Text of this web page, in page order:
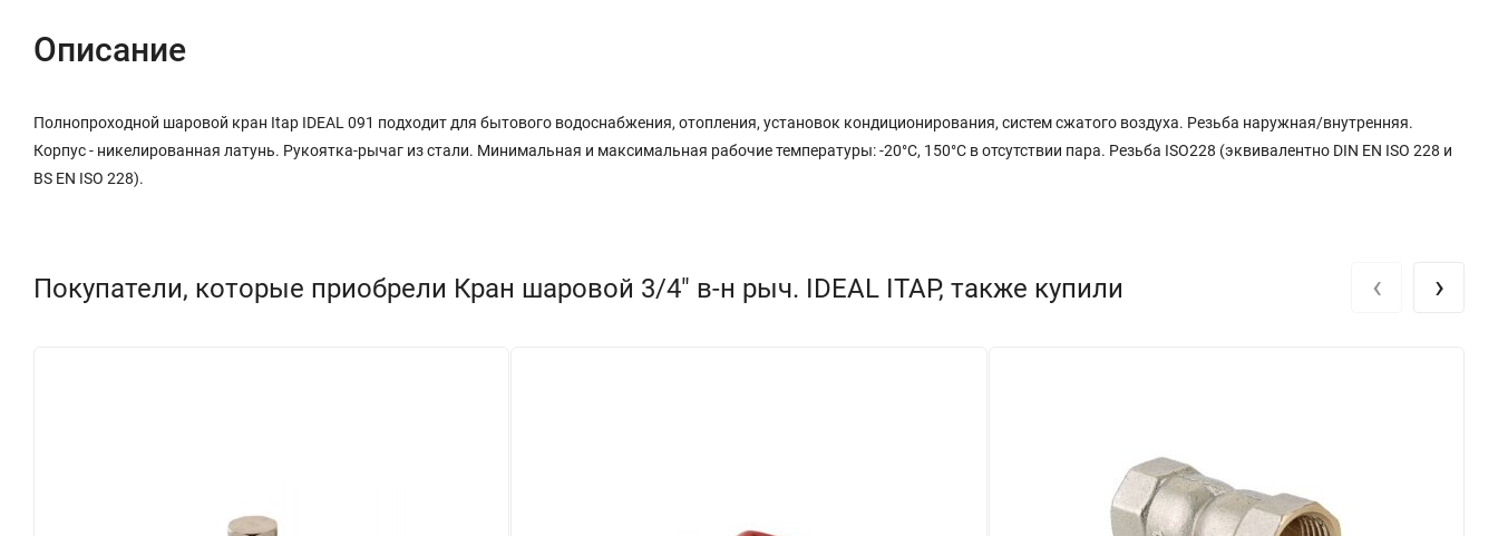
Описание
Полнопроходной шаровой кран Itap IDEAL 091 подходит для бытового водоснабжения, отопления, установок кондиционирования, систем сжатого воздуха. Резьба наружная/внутренняя.
Корпус - никелированная латунь. Рукоятка-рычаг из стали. Минимальная и максимальная рабочие температуры: -20°C, 150°C в отсутствии пара. Резьба ISO228 (эквивалентно DIN EN ISO 228 и
BS EN ISO 228).
Покупатели, которые приобрели Кран шаровой 3/4" в-н рыч. IDEAL ITAP, также купили ‹ ›